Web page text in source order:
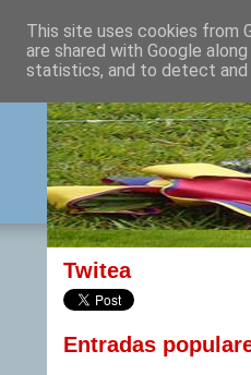
Twitea
Entradas
This site uses cookies from
are shared with Google
statistics, and to detect and